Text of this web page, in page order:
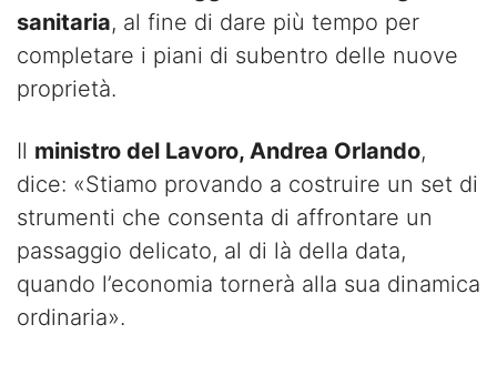
sanitaria, al fine di dare più tempo per
completare i piani di subentro delle nuove
proprietà.
Il ministro del Lavoro, Andrea Orlando,
dice: «Stiamo provando a costruire un set di
strumenti che consenta di affrontare un
passaggio delicato, al di là della data,
quando l’economia tornerà alla sua dinamica
ordinaria».